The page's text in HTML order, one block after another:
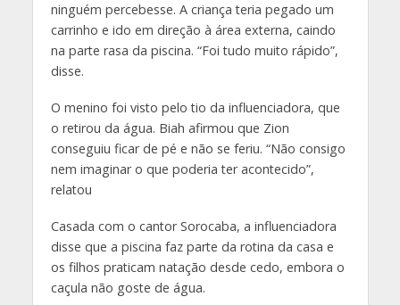
ninguém percebesse. A criança teria pegado um
carrinho e ido em direção à área externa, caindo
na parte rasa da piscina. “Foi tudo muito rápido”,
disse.
O menino foi visto pelo tio da influenciadora, que
o retirou da água. Biah afirmou que Zion
conseguiu ficar de pé e não se feriu. “Não consigo
nem imaginar o que poderia ter acontecido”,
relatou
Casada com o cantor Sorocaba, a influenciadora
disse que a piscina faz parte da rotina da casa e
os filhos praticam natação desde cedo, embora o
caçula não goste de água.